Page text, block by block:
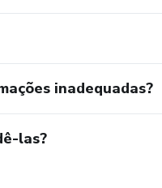
inadequadas?
las?